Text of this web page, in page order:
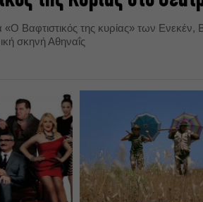
Βαφτιστικός της κυρίας» των Ενεκέν,
σκηνή Αθηναΐς